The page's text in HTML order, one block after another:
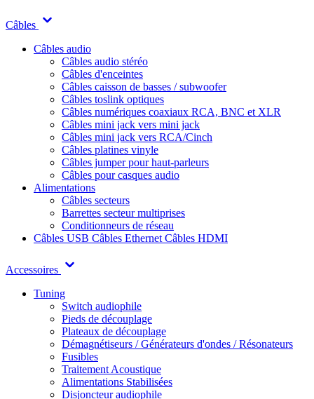
Câbles
Câbles audio
Câbles audio stéréo
Câbles d'enceintes
Câbles caisson de basses / subwoofer
Câbles toslink optiques
Câbles numériques coaxiaux RCA, BNC et XLR
Câbles mini jack vers mini jack
Câbles mini jack vers RCA/Cinch
Câbles platines vinyle
Câbles jumper pour haut-parleurs
Câbles pour casques audio
Alimentations
Câbles secteurs
Barrettes secteur multiprises
Conditionneurs de réseau
Câbles USB Câbles Ethernet Câbles HDMI
Accessoires
Tuning
Switch audiophile
Pieds de découplage
Plateaux de découplage
Démagnétiseurs / Générateurs d'ondes / Résonateurs
Fusibles
Traitement Acoustique
Alimentations Stabilisées
Disjoncteur audiophile